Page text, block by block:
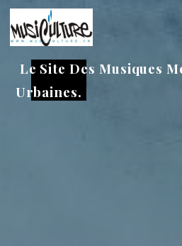
Aller
au
contenu
Le Site Des Musiques
Urbaines.